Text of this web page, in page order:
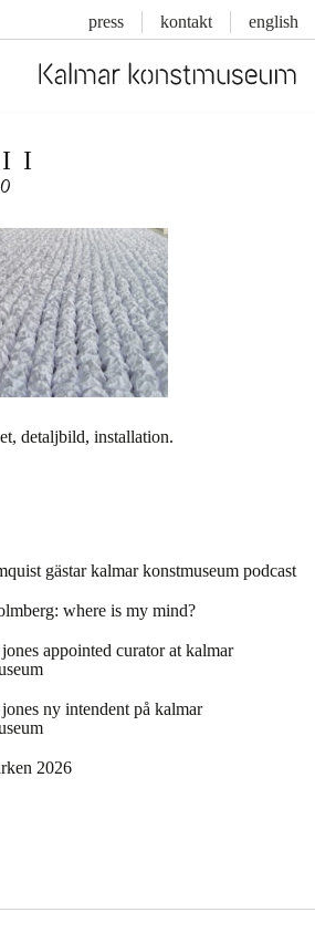
press kontakt english
I
detaljbild, installation.
gästar kalmar konstmuseum podcast
where is my mind?
appointed curator at kalmar
ny intendent på kalmar
2026